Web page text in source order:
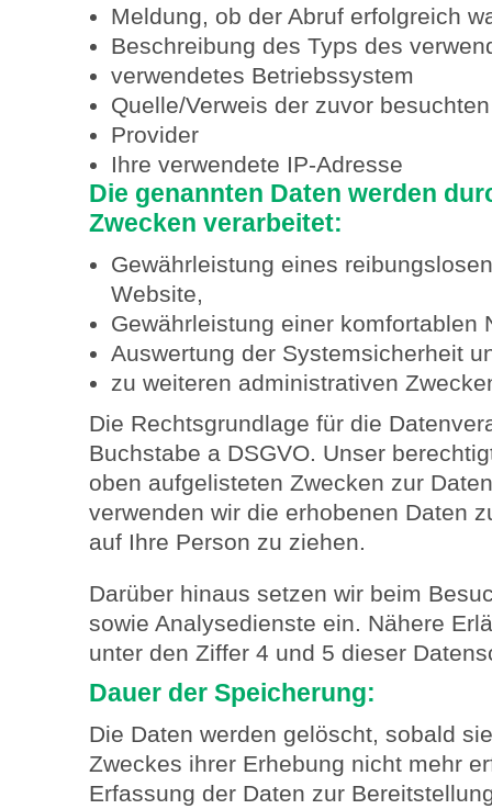
Meldung, ob der Abruf erfolgreich
Beschreibung des Typs des
verwendetes Betriebssystem
Quelle/Verweis der zuvor
Provider
Ihre verwendete IP-Adresse
Die genannten Daten werden
Zwecken verarbeitet:
Gewährleistung eines
Website,
Gewährleistung einer komfortablen
Auswertung der Systemsicherheit
zu weiteren administrativen
Die Rechtsgrundlage für die
Buchstabe a DSGVO. Unser
oben aufgelisteten Zwecken zur
verwenden wir die erhobenen Daten
auf Ihre Person zu ziehen.
Darüber hinaus setzen wir beim
sowie Analysedienste ein. Nähere
unter den Ziffer 4 und 5 dieser
Dauer der Speicherung:
Die Daten werden gelöscht, sobald
Zweckes ihrer Erhebung nicht mehr
Erfassung der Daten zur